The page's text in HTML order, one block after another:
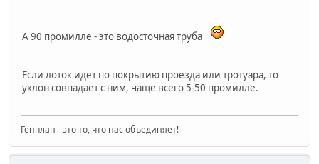
А 90 промилле - это водосточная труба
Если лоток идет по покрытию проезда или тротуара, то
уклон совпадает с ним, чаще всего 5-50 промилле.
Генплан - это то, что нас объединяет!